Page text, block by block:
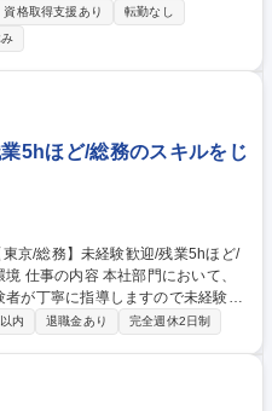
ます。経理業務の合間に一般事務
＜＜経理業務＞＞■
)■買掛金・売掛金管理■経費精算
算業務(税理士と連携)■各種税金納
やりとり■その他経理関連業務 ＜
等の発注業務■HP管理業務■書類整
■役員秘書業務■営業のサポート■
大阪/経理事
☆ポジティブアクション
資格取得支援あり
転勤なし
5hほど/総務のスキルをじ
て、
が丁寧に指導しますので未経験で
年後の会社の将来を背負っていた
株主総会関連業務の補助」など、
内 退職金あり 完全週休2日制